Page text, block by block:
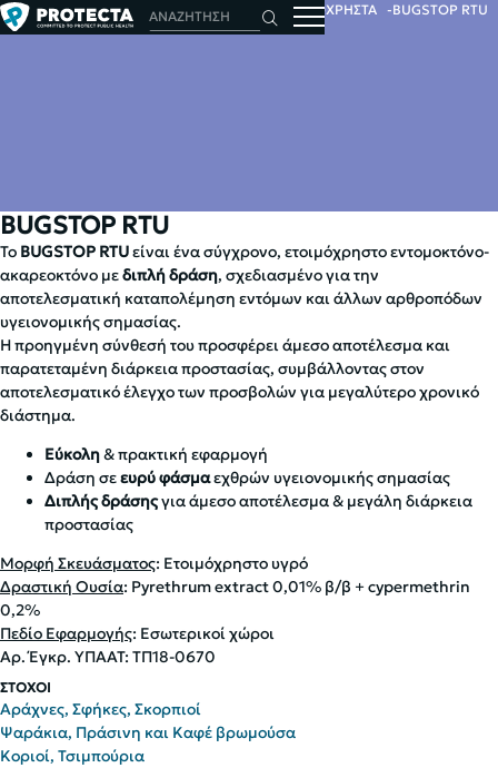
ΑΡΧΙΚΗ ΕΝΤΟΜΑ ΕΝΤΟΜΟΚΤΟΝΑ ΕΤΟΙΜΟΧΡΗΣΤΑ BUGSTOP RTU
BUGSTOP RTU
Το BUGSTOP RTUείναι ένα σύγχρονο, ετοιμόχρηστο εντομοκτόνο-
ακαρεοκτόνο μεδιπλή δράση, σχεδιασμένο για την
αποτελεσματική καταπολέμηση εντόμων και άλλων αρθροπόδων
υγειονομικής σημασίας.
Η προηγμένη σύνθεσή του προσφέρει άμεσο αποτέλεσμα και
παρατεταμένη διάρκεια προστασίας, συμβάλλοντας στον
αποτελεσματικό έλεγχο των προσβολών για μεγαλύτερο χρονικό
διάστημα.
Εύκολη& πρακτική εφαρμογή
Δράση σεευρύ φάσμαεχθρών υγειονομικής σημασίας
Διπλής δράσηςγια άμεσο αποτέλεσμα & μεγάλη διάρκεια
προστασίας
Μορφή Σκευάσματος: Ετοιμόχρηστο υγρό
Δραστική Ουσία: Pyrethrum extract 0,01% β/β + cypermethrin
0,2%
Πεδίο Εφαρμογής: Εσωτερικοί χώροι
Αρ. Έγκρ. ΥΠΑΑΤ: ΤΠ18-0670
ΣΤΟΧΟΙ
Αράχνες, Σφήκες, Σκορπιοί
Ψαράκια, Πράσινη και Καφέ βρωμούσα
Κοριοί, Τσιμπούρια